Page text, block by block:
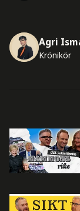
Agri
Krönikör